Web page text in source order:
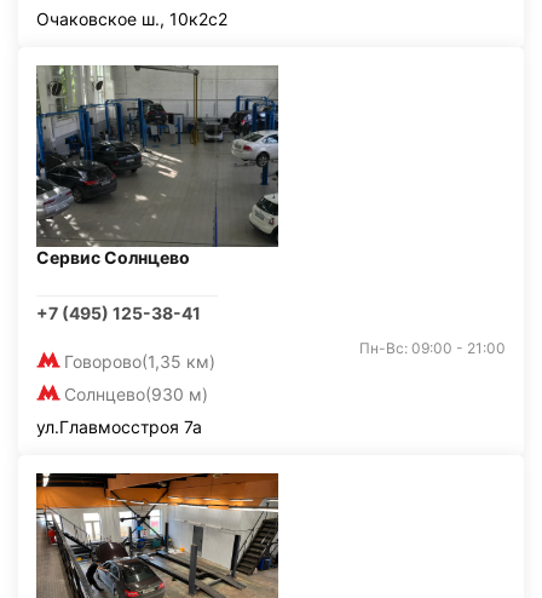
Очаковское ш., 10к2с2
Сервис Солнцево
+7 (495) 125-38-41
Говорово(1,35 км)
Солнцево(930 м)
Пн-Вс: 09:00 - 21:00
ул.Главмосстроя 7а